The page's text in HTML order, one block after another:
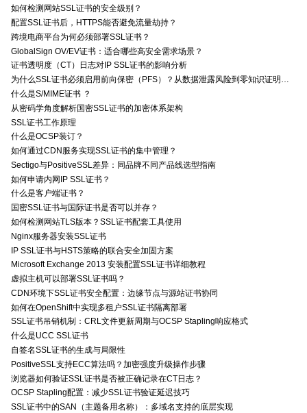
如何检测网站SSL证书的安全级别？
配置SSL证书后，HTTPS能否避免流量劫持？
跨境电商平台为何必须部署SSL证书？
GlobalSign OV/EV证书：适合哪些高安全需求场景？
证书透明度（CT）日志对IP SSL证书的影响分析
为什么SSL证书必须启用前向保密（PFS）？从数据泄露风险到零知识证明的安全价值分析
什么是S/MIME证书 ？
从密码学角度解析国密SSL证书的加密体系架构
SSL证书工作原理
什么是OCSP装订？
如何通过CDN服务实现SSL证书的集中管理？
Sectigo与PositiveSSL差异：同品牌不同产品线选型指南
如何申请内网IP SSL证书？
什么是客户端证书？
国密SSL证书与国际证书是否可以并存？
如何检测网站TLS版本？SSL证书配套工具使用
Nginx服务器安装SSL证书
IP SSL证书与HSTS策略的联合安全加固方案
Microsoft Exchange 2013 安装配置SSL证书详细教程
虚拟主机可以部署SSL证书吗？
CDN环境下SSL证书安全配置：边缘节点与源站证书协同
如何在OpenShift中实现多租户SSL证书隔离部署
SSL证书吊销机制：CRL文件更新周期与OCSP Stapling响应格式
什么是UCC SSL证书
自签名SSL证书的生成与局限性
PositiveSSL支持ECC算法吗？加密强度升级操作步骤
浏览器如何验证SSL证书是否被正确记录在CT日志？
OCSP Stapling配置：减少SSL证书验证延迟技巧
SSL证书中的SAN（主题备用名称）：多域名支持的底层实现